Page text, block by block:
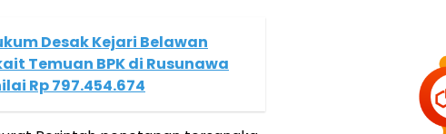
Desak Kejari Belawan
Temuan BPK di Rusunawa
Rp 797.454.674